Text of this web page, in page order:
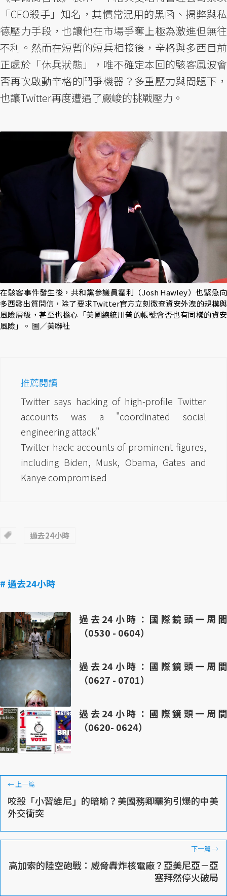
「CEO殺手」知名，其慣常混用的黑函、揭弊與私
德壓力手段，也讓他在市場爭奪上極為激進但無往
不利。然而在短暫的短兵相接後，辛格與多西目前
正處於「休兵狀態」，唯不確定本回的駭客風波會
否再次啟動辛格的鬥爭機器？多重壓力與問題下，
也讓Twitter再度遭遇了嚴峻的挑戰壓力。
在駭客事件發生後，共和黨參議員霍利（Josh Hawley）也緊急向
多西發出質問信，除了要求Twitter官方立刻徹查資安外洩的規模與
風險層級，甚至也擔心「美國總統川普的帳號會否也有同樣的資安
風險」。 圖／美聯社
推薦閱讀
Twitter says hacking of high-profile Twitter
accounts was a "coordinated social
engineering attack"
Twitter hack: accounts of prominent figures,
including Biden, Musk, Obama, Gates and
Kanye compromised
過去24小時
# 過去24小時
過去24小時：國際鏡頭一周間
（0530 - 0604）
過去24小時：國際鏡頭一周間
（0627 - 0701）
過去24小時：國際鏡頭一周間
（0620- 0624）
←上一篇
咬殺「小習維尼」的暗喻？美國務卿曬狗引爆的中美
外交衝突
下一篇→
高加索的陸空砲戰：威脅轟炸核電廠？亞美尼亞－亞
塞拜然停火破局